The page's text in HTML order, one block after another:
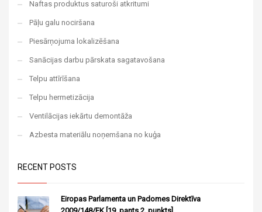
Naftas produktus saturoši atkritumi
Pāļu galu nociršana
Piesārņojuma lokalizēšana
Sanācijas darbu pārskata sagatavošana
Telpu attīrīšana
Telpu hermetizācija
Ventilācijas iekārtu demontāža
Azbesta materiālu noņemšana no kuģa
RECENT POSTS
Eiropas Parlamenta un Padomes Direktīva